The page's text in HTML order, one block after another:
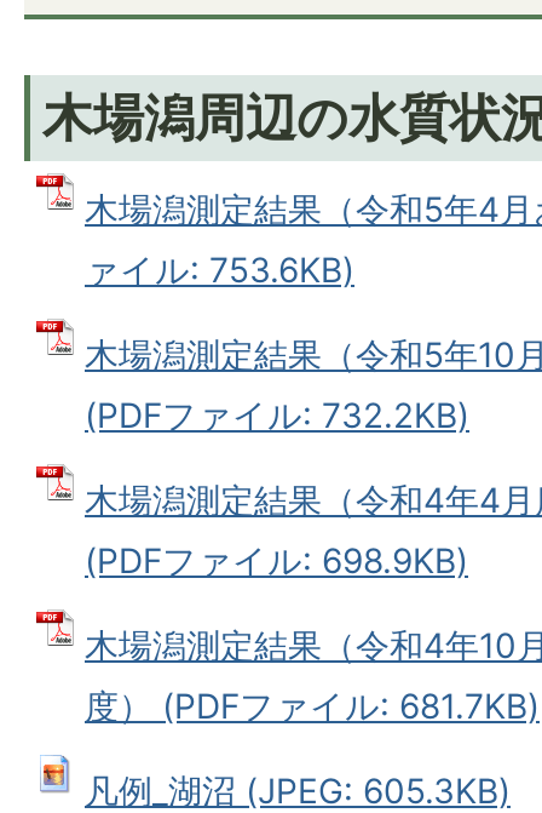
木場潟周辺の水質状
木場潟測定結果（令和5年4
ァイル: 753.6KB)
木場潟測定結果（令和5年10
(PDFファイル: 732.2KB)
木場潟測定結果（令和4年4
(PDFファイル: 698.9KB)
木場潟測定結果（令和4年10
度） (PDFファイル: 681.7KB)
凡例_湖沼 (JPEG: 605.3KB)